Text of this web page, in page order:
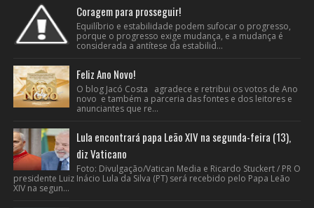
Coragem para prosseguir!
Equilíbrio e estabilidade podem sufocar o progresso,
porque o progresso exige mudança, e a mudança é
considerada a antítese da estabilid...
Feliz Ano Novo!
O blog Jacó Costa agradece e retribui os votos de Ano
novo e também a parceria das fontes e dos leitores e
anunciantes que re...
Lula encontrará papa Leão XIV na segunda-feira (13),
diz Vaticano
Foto: Divulgação/Vatican Media e Ricardo Stuckert / PR O
presidente Luiz Inácio Lula da Silva (PT) será recebido pelo Papa Leão
XIV na segun...